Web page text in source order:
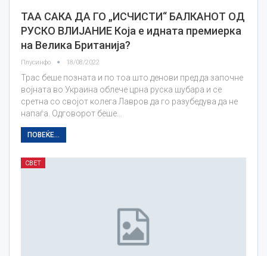
ТАА САКА ДА ГО „ИСЧИСТИ“ БАЛКАНОТ ОД
РУСКО ВЛИЈАНИЕ Која е идната премиерка
на Велика Британија?
Плусинфо 18/08/2022
Трас беше позната и по тоа што денови пред да започне
војната во Украина облече црна руска шубара и се
сретна со својот колега Лавров да го разубедува да не
напаѓа. Одговорот беше…
ПОВЕЌЕ...
СВЕТ